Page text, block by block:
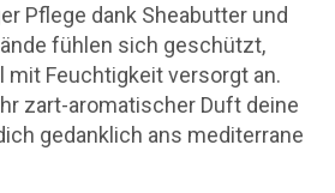
Pflege dank Sheabutter und
fühlen sich geschützt,
mit Feuchtigkeit versorgt an.
zart-aromatischer Duft deine
gedanklich ans mediterrane